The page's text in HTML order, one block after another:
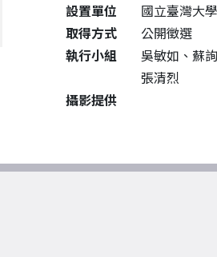
設置單位
國立臺灣大
取得方式
公開徵選
執行小組
吳敏如、蘇
張清烈
攝影提供